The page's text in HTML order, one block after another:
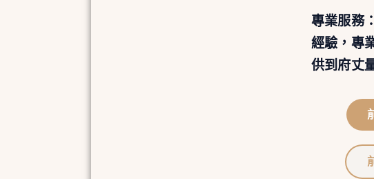
專業服務
經驗，專
供到府丈